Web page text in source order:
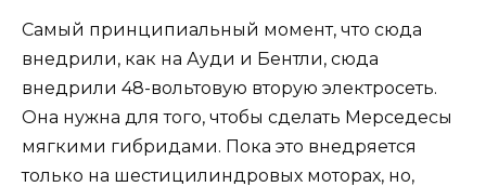
Самый принципиальный момент, что сюда
внедрили, как на Ауди и Бентли, сюда
внедрили 48-вольтовую вторую электросеть.
Она нужна для того, чтобы сделать Мерседесы
мягкими гибридами. Пока это внедряется
только на шестицилиндровых моторах, но,